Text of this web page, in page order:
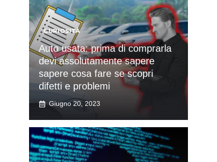
CURIOSITÀ
Auto usata: prima di comprarla
devi assolutamente sapere
sapere cosa fare se scopri
difetti e problemi
Giugno 20, 2023